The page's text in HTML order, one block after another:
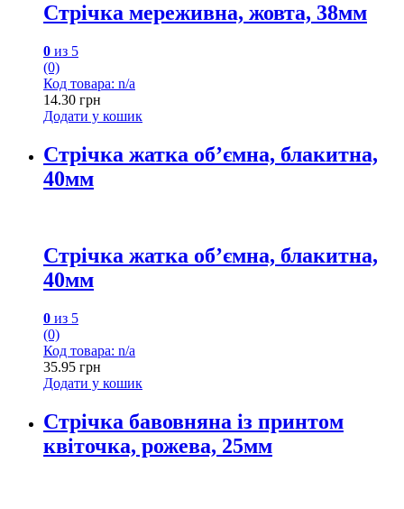
Стрічка мереживна, жовта, 38мм
0 из 5
(0)
Код товара: n/a
14.30 грн
Додати у кошик
Стрічка жатка об’ємна, блакитна,
40мм
Стрічка жатка об’ємна, блакитна,
40мм
0 из 5
(0)
Код товара: n/a
35.95 грн
Додати у кошик
Стрічка бавовняна із принтом
квіточка, рожева, 25мм